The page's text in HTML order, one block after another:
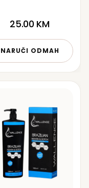
25.00 KM
NARUČI ODMAH